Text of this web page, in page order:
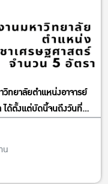
ทยาลัยตำแหน่งอาจารย์
ได้ตั้งแต่บัดนี้จนถึงวันที่
น